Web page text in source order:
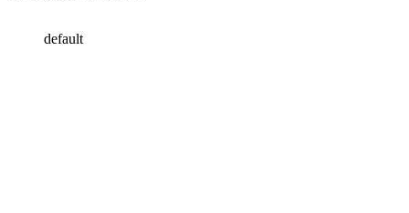
default